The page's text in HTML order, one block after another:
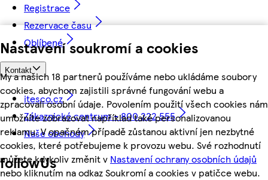
Nastavení soukromí a cookies
My a našich 18 partnerů používáme nebo ukládáme soubory
cookies, abychom zajistili správné fungování webu a
zpracovali osobní údaje. Povolením použití všech cookies nám
umožníte zobrazovat například také personalizovanou
reklamu. V opačném případě zůstanou aktivní jen nezbytné
cookies, které potřebujeme k provozu webu. Své rozhodnutí
můžete kdykoliv změnit v Nastavení ochrany osobních údajů
nebo kliknutím na odkaz Soukromí a cookies v patičce webu.
Registrace
Rezervace času
Oblíbené
Kontakt
itesco.cz
Zákaznické centrum - 800 222 555
Naše obchody
followUs